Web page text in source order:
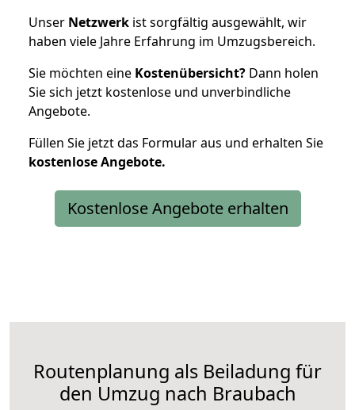
Unser Netzwerk ist sorgfältig ausgewählt, wir
haben viele Jahre Erfahrung im Umzugsbereich.
Sie möchten eine Kostenübersicht? Dann holen
Sie sich jetzt kostenlose und unverbindliche
Angebote.
Füllen Sie jetzt das Formular aus und erhalten Sie
kostenloseAngebote.
Kostenlose Angebote erhalten
Routenplanung als Beiladung für
den Umzug nach Braubach